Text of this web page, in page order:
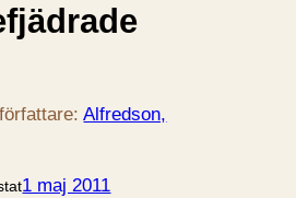
Alfredson,
1 maj 2011